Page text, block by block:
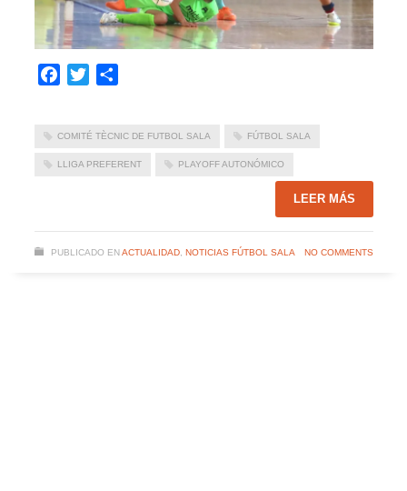
Facebook
Twitter
COMITÉ TÈCNIC DE FUTBOL SALA FÚTBOL SALA
LLIGA PREFERENT PLAYOFF AUTONÓMICO
LEER MÁS
PUBLICADO EN ACTUALIDAD, NOTICIAS FÚTBOL SALA NO COMMENTS